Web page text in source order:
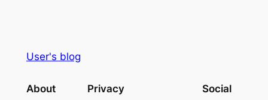
User's blog
About Privacy Social